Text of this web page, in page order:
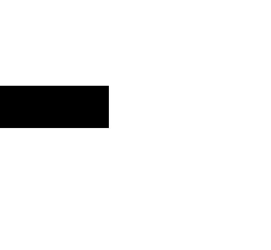
at du får den
din bobil eller
og Ålesund. På